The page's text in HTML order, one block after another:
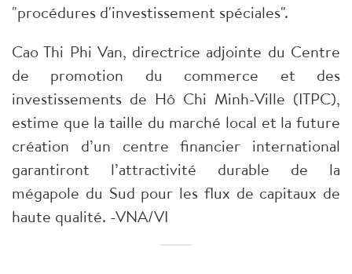
"procédures d'investissement spéciales".
Cao Thi Phi Van, directrice adjointe du Centre
de promotion du commerce et des
investissements de Hô Chi Minh-Ville (ITPC),
estime que la taille du marché local et la future
création d’un centre financier international
garantiront l’attractivité durable de la
mégapole du Sud pour les flux de capitaux de
haute qualité. -VNA/VI